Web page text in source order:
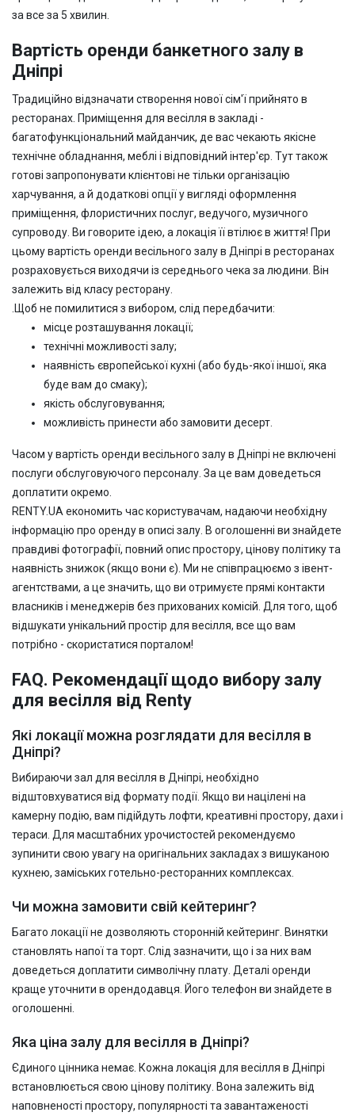
за все за 5 хвилин.
Вартість оренди банкетного залу в
Дніпрі
Традиційно відзначати створення нової сім'ї прийнято в
ресторанах. Приміщення для весілля в закладі -
багатофункціональний майданчик, де вас чекають якісне
технічне обладнання, меблі і відповідний інтер'єр. Тут також
готові запропонувати клієнтові не тільки організацію
харчування, а й додаткові опції у вигляді оформлення
приміщення, флористичних послуг, ведучого, музичного
супроводу. Ви говорите ідею, а локація її втілює в життя! При
цьому вартість оренди весільного залу в Дніпрі в ресторанах
розраховується виходячи із середнього чека за людини. Він
залежить від класу ресторану.
.Щоб не помилитися з вибором, слід передбачити:
місце розташування локації;
технічні можливості залу;
наявність європейської кухні (або будь-якої іншої, яка
буде вам до смаку);
якість обслуговування;
можливість принести або замовити десерт.
Часом у вартість оренди весільного залу в Дніпрі не включені
послуги обслуговуючого персоналу. За це вам доведеться
доплатити окремо.
RENTY.UA економить час користувачам, надаючи необхідну
інформацію про оренду в описі залу. В оголошенні ви знайдете
правдиві фотографії, повний опис простору, цінову політику та
наявність знижок (якщо вони є). Ми не співпрацюємо з івент-
агентствами, а це значить, що ви отримуєте прямі контакти
власників і менеджерів без прихованих комісій. Для того, щоб
відшукати унікальний простір для весілля, все що вам
потрібно - скористатися порталом!
FAQ. Рекомендації щодо вибору залу
для весілля від Renty
Які локації можна розглядати для весілля в
Дніпрі?
Вибираючи зал для весілля в Дніпрі, необхідно
відштовхуватися від формату події. Якщо ви націлені на
камерну подію, вам підійдуть лофти, креативні простору, дахи і
тераси. Для масштабних урочистостей рекомендуємо
зупинити свою увагу на оригінальних закладах з вишуканою
кухнею, заміських готельно-ресторанних комплексах.
Чи можна замовити свій кейтеринг?
Багато локації не дозволяють сторонній кейтеринг. Винятки
становлять напої та торт. Слід зазначити, що і за них вам
доведеться доплатити символічну плату. Деталі оренди
краще уточнити в орендодавця. Його телефон ви знайдете в
оголошенні.
Яка ціна залу для весілля в Дніпрі?
Єдиного цінника немає. Кожна локація для весілля в Дніпрі
встановлюється свою цінову політику. Вона залежить від
наповненості простору, популярності та завантаженості